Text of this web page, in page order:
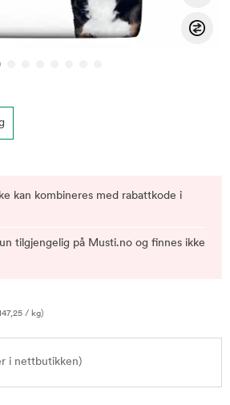
kan kombineres med rabattkode i
tilgjengelig på Musti.no og finnes ikke
/ kg)
i nettbutikken)